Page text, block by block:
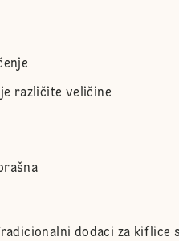
različite veličine
dodaci za kiflice